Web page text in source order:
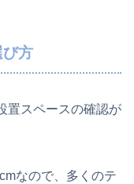
方
置スペースの確認が
なので、多くのテ